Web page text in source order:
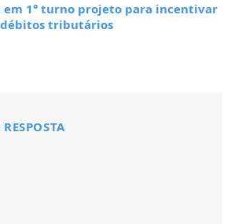
em 1° turno projeto para incentivar
tributários